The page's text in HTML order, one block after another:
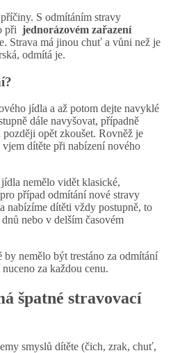
S odmítáním stravy
při jednorázovém zařazení
Strava má jinou chuť a vůni než je
odmítá je.
jídla a až potom dejte navyklé
dále navyšovat, případně
opět zkoušet. Rovněž je
dítěte při nabízení nového
nemělo vidět klasické,
případ odmítání nové stravy
nabízíme dítěti vždy postupně, to
nebo v delším časovém
by nemělo být trestáno za odmítání
za každou cenu.
špatné stravovací
smyslů dítěte (čich, zrak, chuť,